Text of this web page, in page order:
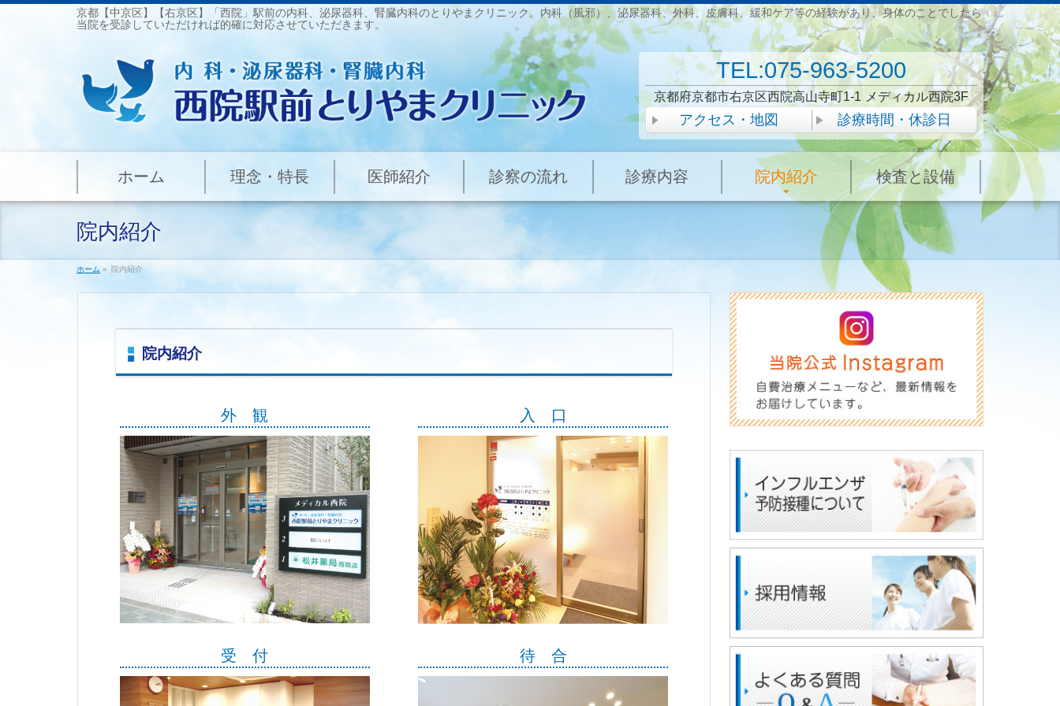
京都【中京区】【右京区】「西院」駅前の内科、泌尿器科、腎臓内科のとりやまクリニック。内科（風邪）、泌尿器科、外科、皮膚科、緩和ケア等の経験があり、身体のことでしたら
当院を受診していただければ的確に対応させていただきます。
TEL:075-963-5200
京都府京都市右京区西院高山寺町1-1 メディカル西院3F
アクセス・地図 診療時間・休診日
ホーム 理念・特長 医師紹介 診察の流れ 診療内容 院内紹介 検査と設備
院内紹介
ホーム » 院内紹介
院内紹介
外 観 入 口
受 付 待 合